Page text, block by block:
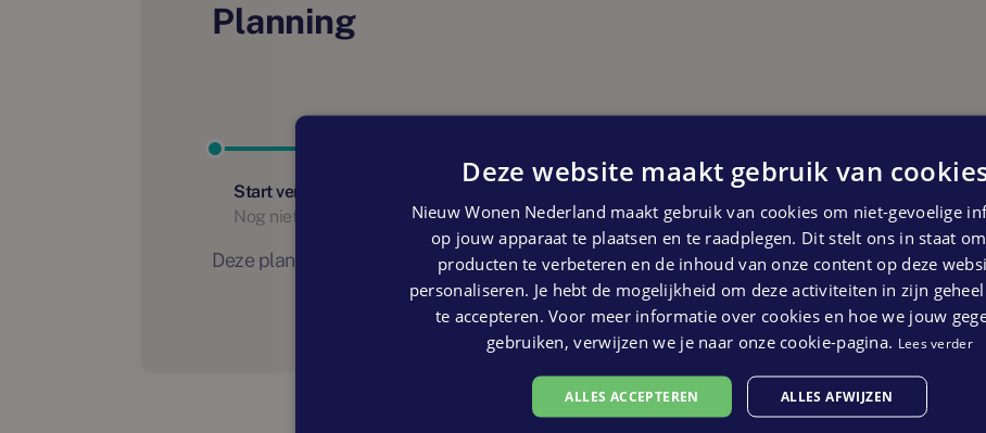
Planning
Start verhuur
Nog niet bekend
Derde kwartaal 2025
Deze planning is indicatief. Er kunnen geen rechten ontleend worden aan bovenstaande
Deze website maakt gebruik van
Nieuw Wonen Nederland maakt gebruik van cookies om niet-gevoelige
op jouw apparaat te plaatsen en te raadplegen. Dit stelt ons in staat
producten te verbeteren en de inhoud van onze content op deze
personaliseren. Je hebt de mogelijkheid om deze activiteiten in zijn
te accepteren. Voor meer informatie over cookies en hoe we jouw
gebruiken, verwijzen we je naar onze cookie-pagina. Lees verder
ALLES ACCEPTEREN ALLES AFWIJZEN